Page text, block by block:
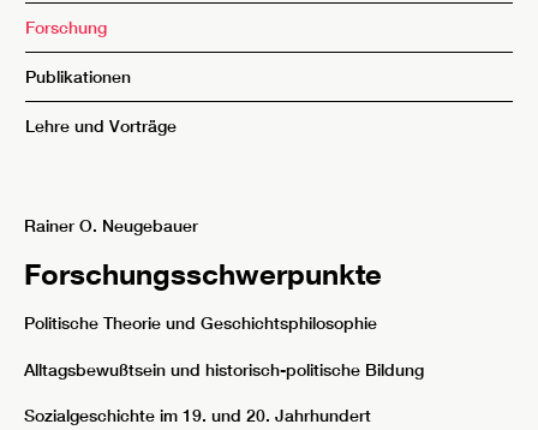
Forschung
Publikationen
Lehre und Vorträge
Rainer O. Neugebauer
Forschungsschwerpunkte
Politische Theorie und Geschichtsphilosophie
Alltagsbewußtsein und historisch-politische Bildung
Sozialgeschichte im 19. und 20. Jahrhundert